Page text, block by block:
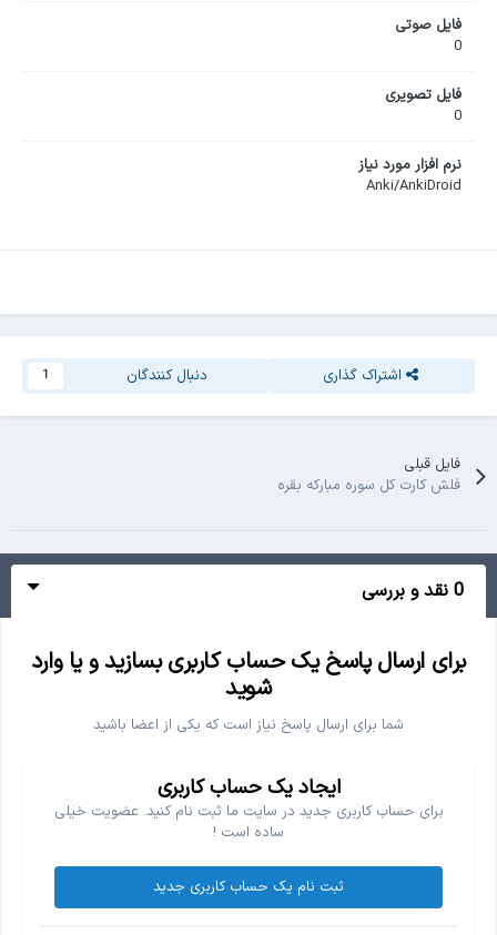
فایل صوتی
0
فایل تصویری
0
نرم افزار مورد نیاز
Anki/AnkiDroid
اشتراک گذاری دنبال کنندگان 1
فایل قبلی
فلش کارت کل سوره مبارکه بقره
0 نقد و بررسی
برای ارسال پاسخ یک حساب کاربری بسازید و یا وارد
شوید
شما برای ارسال پاسخ نیاز است که یکی از اعضا باشید
ایجاد یک حساب کاربری
برای حساب کاربری جدید در سایت ما ثبت نام کنید. عضویت خیلی
ساده است !
ثبت نام یک حساب کاربری جدید